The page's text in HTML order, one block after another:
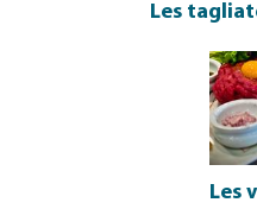
Les
Les